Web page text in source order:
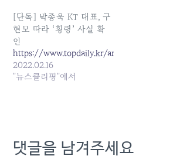
[단독] 박종욱 KT 대표, 구
현모 따라 ‘횡령’ 사실 확
인
https://www.topdaily.kr/articles/90097
2022.02.16
"뉴스클리핑"에서
댓글을 남겨주세요